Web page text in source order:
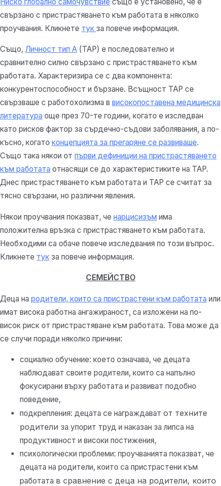
свързано с пристрастяването към работата в няколко
проучвания. Кликнете тук за повече информация.
Също, Личност тип А (TAP) е последователно и
сравнително силно свързано с пристрастяването към
работата. Характеризира се с два компонента:
конкурентоспособност и бързане. Всъщност TAP се
свързваше с работохолизма в високопоставена медицинска
литература още през 70-те години, когато е изследван
като рисков фактор за сърдечно-съдови заболявания, а по-
късно, когато концепцията за прегаряне се развиваше.
Също така някои от първи дефиниции на пристрастяването
към работата отнасящи се до характеристиките на TAP.
Днес пристрастяването към работата и TAP се считат за
тясно свързани, но различни явления.
Някои проучвания показват, че нарцисизъм има
положителна връзка с пристрастяването към работата.
Необходими са обаче повече изследвания по този въпрос.
Кликнете тук за повече информация.
СЕМЕЙСТВО
Деца на родители, които са пристрастени към работата или
имат висока работна ангажираност, са изложени на по-
висок риск от пристрастяване към работата. Това може да
се случи поради няколко причини:
социално обучение: което означава, че децата
наблюдават своите родители, които са напълно
фокусирани върху работата и развиват подобно
поведение,
подкрепления: децата се награждават от техните
родители за упорит труд и наказан за липса на
продуктивност и високи постижения,
психологически проблеми: проучванията показват, че
децата на родители, които са пристрастени към
работата в сравнение с деца на родители, които